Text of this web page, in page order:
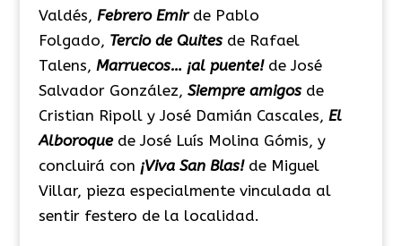
Valdés, Febrero Emirde Pablo
Folgado, Tercio de Quites de Rafael
Talens, Marruecos… ¡al puente! de José
Salvador González, Siempre amigosde
Cristian Ripoll y José Damián Cascales, El
Alboroquede José Luís Molina Gómis, y
concluirá con ¡Viva San Blas! de Miguel
Villar, pieza especialmente vinculada al
sentir festero de la localidad.